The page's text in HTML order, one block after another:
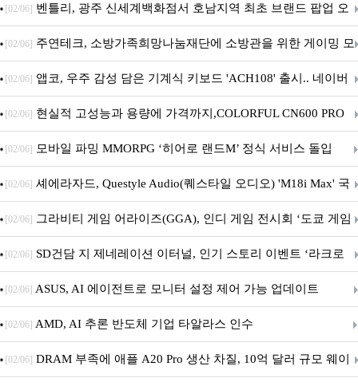
Crosshair X870E EDITION 20 국내 출시 예정
[02/06] 벤틀리, 광주 신세계백화점서 호남지역 최초 브랜드 팝업 오
픈
[02/06] 주연테크, 소방가족희망나눔재단에 소방관을 위한 게이밍 모
니터·스마트 펫 침대 기부
[02/06] 앱코, 우주 감성 담은 기계식 키보드 'ACH108' 출시.. 네이버
브랜드데이 기획전 진행
[02/06] 현실적 고성능과 용량에 가격까지,COLORFUL CN600 PRO
M.2 NVMe 디앤디컴 1TB
[02/06] 모바일 파밍 MMORPG ‘히어로 랜드M’ 정식 서비스 돌입
[02/06] 셰에라자드, Questyle Audio(퀘스타일 오디오) 'M18i Max' 국
내 정식 출시
[02/06] 그라비티 게임 어라이즈(GGA), 인디 게임 전시회 ‘도쿄 게임
던전 13’ 참가!
[02/06] SD건담 지 제네레이션 이터널, 인기 스토리 이벤트 ‘라크로
아의 용사’ 재개최 및 풍성한 기념 이벤트 실시!
[02/06] ASUS, AI 에이전트로 모니터 설정 제어 가능 업데이트
[02/06] AMD, AI 추론 반도체 기업 타알라스 인수
[02/06] DRAM 부족에 애플 A20 Pro 생산 차질, 10억 달러 규모 웨이